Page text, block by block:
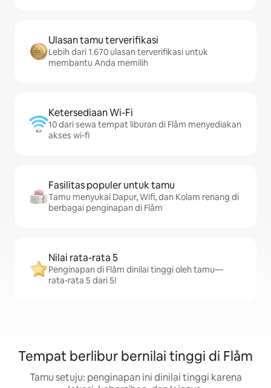
Ulasan tamu terverifikasi
Lebih dari 1.670 ulasan terverifikasi untuk
membantu Anda memilih
Ketersediaan Wi-Fi
10 dari sewa tempat liburan di Flåm menyediakan
akses wi-fi
Fasilitas populer untuk tamu
Tamu menyukai Dapur, Wifi, dan Kolam renang di
berbagai penginapan di Flåm
Nilai rata-rata 5
Penginapan di Flåm dinilai tinggi oleh tamu—
rata-rata 5 dari 5!
Tempat berlibur bernilai tinggi di Flåm
Tamu setuju: penginapan ini dinilai tinggi karena